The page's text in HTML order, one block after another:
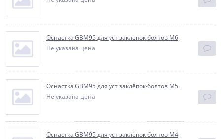
Оснастка GBM95 для уст заклёпок-болтов M6
Не указана цена
Оснастка GBM95 для уст заклёпок-болтов M5
Не указана цена
Оснастка GBM95 для уст заклёпок-болтов M4